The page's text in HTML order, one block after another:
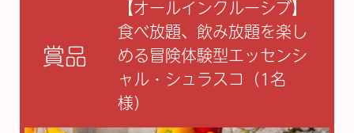
賞品
【オールインクルーシブ】
食べ放題、飲み放題を楽し
める冒険体験型エッセンシ
ャル・シュラスコ（1名
様）